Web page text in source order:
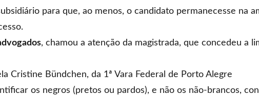
para que, ao menos, o candidato permanecesse na
, chamou a atenção da magistrada, que concedeu a
Cristine Bündchen, da 1ª Vara Federal de Porto Alegre
os negros (pretos ou pardos), e não os não-brancos,